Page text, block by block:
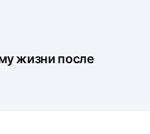
жизни после